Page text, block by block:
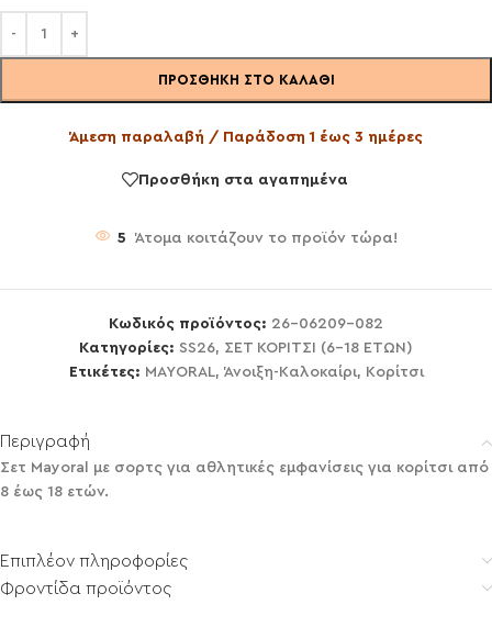
ΠΡΟΣΘΉΚΗ ΣΤΟ ΚΑΛΆΘΙ
Άμεση παραλαβή / Παράδοση 1 έως 3 ημέρες
Προσθήκη στα αγαπημένα
5 Άτομα κοιτάζουν το προϊόν τώρα!
Κωδικός προϊόντος: 26-06209-082
Κατηγορίες: SS26, ΣΕΤ ΚΟΡΙΤΣΙ (6-18 ΕΤΩΝ)
Ετικέτες: MAYORAL, Άνοιξη-Καλοκαίρι, Κορίτσι
Περιγραφή
Σετ Mayoral με σορτς για αθλητικές εμφανίσεις για κορίτσι από
8 έως 18 ετών.
Επιπλέον πληροφορίες
Φροντίδα προϊόντος